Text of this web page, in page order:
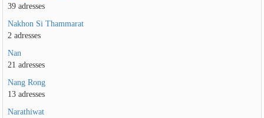
39 adresses
Nakhon Si Thammarat
2 adresses
Nan
21 adresses
Nang Rong
13 adresses
Narathiwat